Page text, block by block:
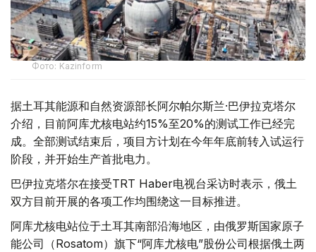
Фото: Kazinform
据土耳其能源和自然资源部长阿尔帕尔斯兰·巴伊拉克塔尔
介绍，目前阿库尤核电站约15%至20%的测试工作已经完
成。全部测试结束后，项目方计划在今年年底前转入试运行
阶段，并开始生产首批电力。
巴伊拉克塔尔在接受TRT Haber电视台采访时表示，俄土
双方目前开展的各项工作均围绕这一目标推进。
阿库尤核电站位于土耳其南部沿海地区，由俄罗斯国家原子
能公司（Rosatom）旗下“阿库尤核电”股份公司根据俄土两